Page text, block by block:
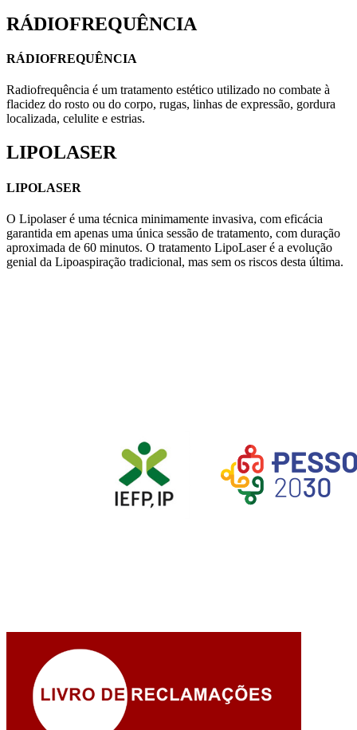
RÁDIOFREQUÊNCIA
RÁDIOFREQUÊNCIA
Radiofrequência é um tratamento estético utilizado no combate à
flacidez do rosto ou do corpo, rugas, linhas de expressão, gordura
localizada, celulite e estrias.
LIPOLASER
LIPOLASER
O Lipolaser é uma técnica minimamente invasiva, com eficácia
garantida em apenas uma única sessão de tratamento, com duração
aproximada de 60 minutos. O tratamento LipoLaser é a evolução
genial da Lipoaspiração tradicional, mas sem os riscos desta última.